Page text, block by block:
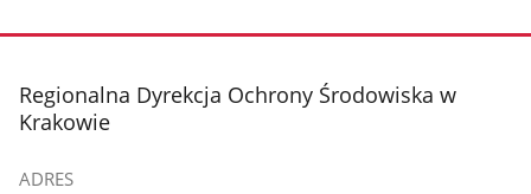
stopka
Regionalna Dyrekcja Ochrony Środowiska w
Krakowie
ADRES